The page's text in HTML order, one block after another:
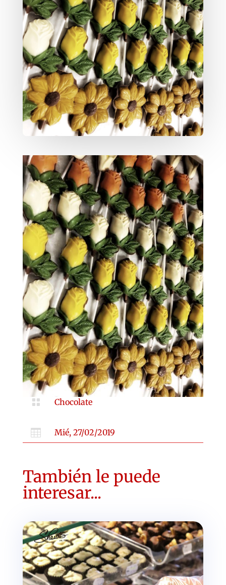
 Chocolate
 Mié, 27/02/2019
También le puede
interesar...